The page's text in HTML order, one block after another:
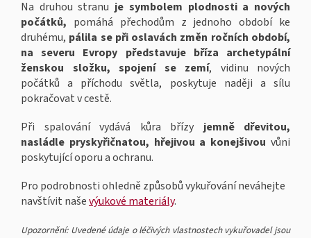
Na druhou stranuje symbolem plodnosti a nových
počátků, pomáhá přechodům z jednoho období ke
druhému, pálila se při oslavách změn ročních období,
na severu Evropy představuje bříza archetypální
ženskou složku, spojení se zemí, vidinu nových
počátků a příchodu světla, poskytuje naději a sílu
pokračovat v cestě.
Při spalování vydává kůra břízyjemně dřevitou,
nasládle pryskyřičnatou, hřejivou a konejšivou vůni
poskytující oporu a ochranu.
Pro podrobnosti ohledně způsobů vykuřování neváhejte
navštívit naševýukové materiály.
Upozornění: Uvedené údaje o léčivých vlastnostech vykuřovadel jsou